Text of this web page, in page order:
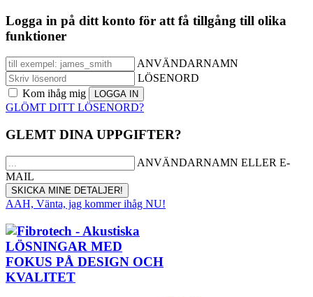
Logga in på ditt konto för att få tillgång till olika
funktioner
ANVÄNDARNAMN
LÖSENORD
Kom ihåg mig
GLÖMT DITT LÖSENORD?
GLEMT DINA UPPGIFTER?
ANVÄNDARNAMN ELLER E-
MAIL
AAH, Vänta, jag kommer ihåg NU!